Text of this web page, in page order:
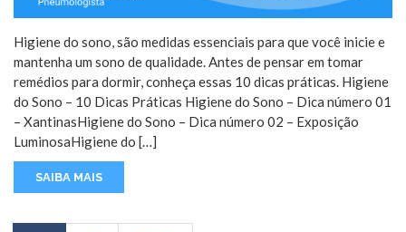
Higiene do sono, são medidas essenciais para que você inicie e
mantenha um sono de qualidade. Antes de pensar em tomar
remédios para dormir, conheça essas 10 dicas práticas. Higiene
do Sono – 10 Dicas Práticas Higiene do Sono – Dica número 01
– XantinasHigiene do Sono – Dica número 02 – Exposição
LuminosaHigiene do […]
SAIBA MAIS